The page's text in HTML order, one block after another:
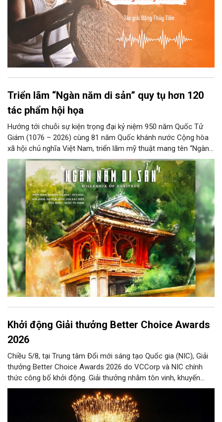
Triển lãm “Ngàn năm di sản” quy tụ hơn 120
tác phẩm hội họa
Hướng tới chuỗi sự kiện trọng đại kỷ niệm 950 năm Quốc Tử
Giám (1076 – 2026) cùng 81 năm Quốc khánh nước Cộng hòa
xã hội chủ nghĩa Việt Nam, triển lãm mỹ thuật mang tên “Ngàn
năm di sản” sẽ chính thức khai mạc vào ngày 8/8 tại Nhà Thái
Học, Di tích Quốc gia đặc biệt Văn Miếu – Quốc Tử Giám. Sự
kiện kéo dài đến ngày 25/9/2026 hứa hẹn trở thành điểm đến
văn hóa đầy sức hút, góp phần làm phong phú đời sống nghệ
thuật của Thủ đô trong mùa thu này.
Khởi động Giải thưởng Better Choice Awards
2026
Chiều 5/8, tại Trung tâm Đổi mới sáng tạo Quốc gia (NIC), Giải
thưởng Better Choice Awards 2026 do VCCorp và NIC chính
thức công bố khởi động. Giải thưởng nhằm tôn vinh, khuyến
khích, cổ vũ những giá trị đổi mới, sáng tạo, áp dụng trong đời
sống thực, phục vụ người tiêu dùng.